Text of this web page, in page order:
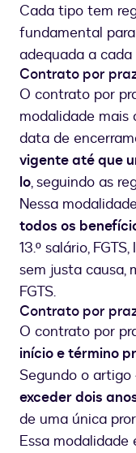
Cada tipo tem
fundamental
adequada a
Contrato por
O contrato por
modalidade mais
data de
vigente até que
lo, seguindo as
Nessa
todos os
13.º salário,
sem justa causa,
FGTS.
Contrato por
O contrato por
início e término
Segundo o artigo
exceder dois
de uma única
Essa modalidade